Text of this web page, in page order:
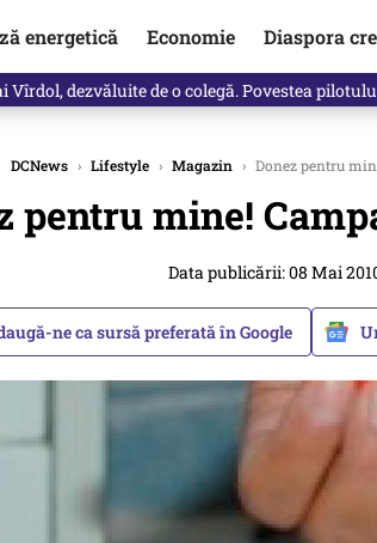
energetică Economie Diaspora
dezvăluite de o colegă. Povestea
DCNews › Lifestyle › Magazin › Donez pentru
pentru mine!
Data publicării: 08 Mai
ne ca sursă preferată în Google